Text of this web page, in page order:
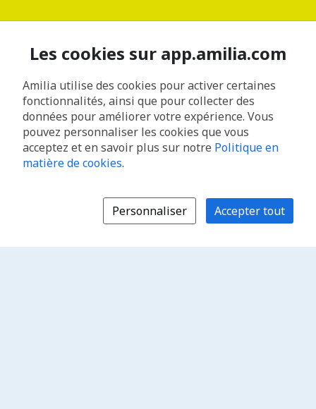
Les cookies sur app.amilia.com
Amilia utilise des cookies pour activer certaines
fonctionnalités, ainsi que pour collecter des
données pour améliorer votre expérience. Vous
pouvez personnaliser les cookies que vous
acceptez et en savoir plus sur notre Politique en
matière de cookies.
Personnaliser Accepter tout